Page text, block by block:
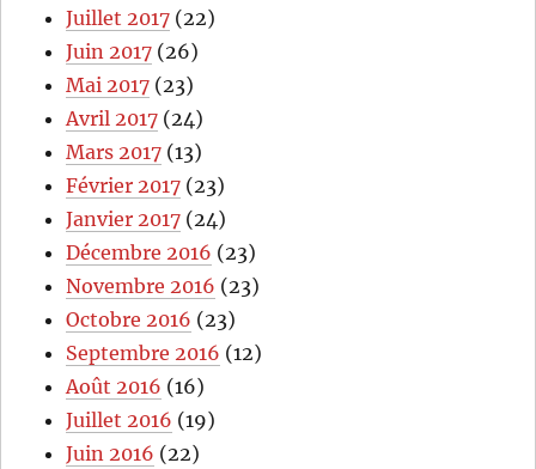
Juillet 2017 (22)
Juin 2017 (26)
Mai 2017 (23)
Avril 2017 (24)
Mars 2017 (13)
Février 2017 (23)
Janvier 2017 (24)
Décembre 2016 (23)
Novembre 2016 (23)
Octobre 2016 (23)
Septembre 2016 (12)
Août 2016 (16)
Juillet 2016 (19)
Juin 2016 (22)